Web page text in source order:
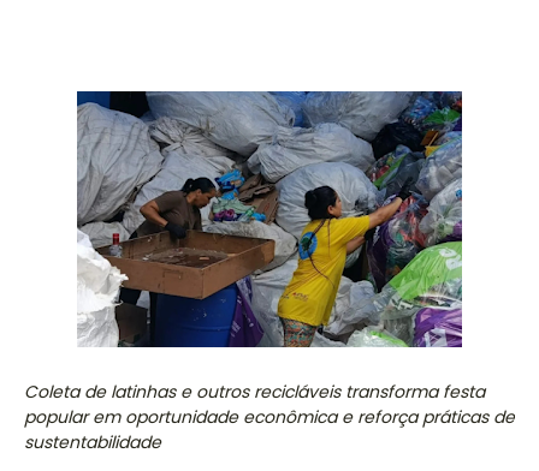
Coleta de latinhas e outros recicláveis transforma festa
popular em oportunidade econômica e reforça práticas de
sustentabilidade